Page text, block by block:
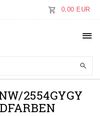
0,00 EUR
2554GYGY